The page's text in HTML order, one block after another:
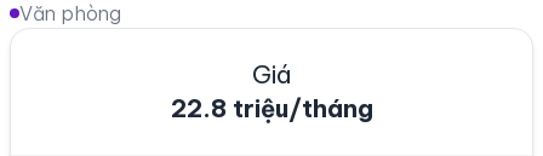
Văn phòng
Giá
22.8 triệu/tháng